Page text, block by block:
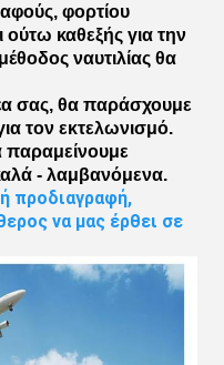
φορτίου
καθεξής για την
ναυτιλίας θα
σας, θα παράσχουμε
τον εκτελωνισμό.
παραμείνουμε
- λαμβανόμενα.
προδιαγραφή,
να μας έρθει σε